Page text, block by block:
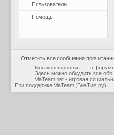
Пользователи
Помощь
Отметить все сообщения
Мегаконференция - это
Здесь можно обсудить все обо
ViaTeam.net - игровая
При поддержке ViaTeam (ВиаТим.ру)